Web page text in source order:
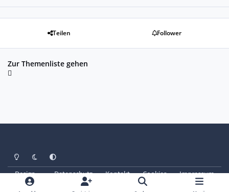
Teilen Follower
Zur Themenliste gehen
Heller ModusDunkler Modus
Systemeinstellung
Design Datenschutz Kontakt Cookies
Impressum
© Copyright 2025 - SAABoteure e. V.
Powered by Invision Community